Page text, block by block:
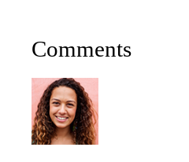
Comments